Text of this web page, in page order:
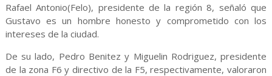
Rafael Antonio(Felo), presidente de la región 8, señaló que
Gustavo es un hombre honesto y comprometido con los
intereses de la ciudad.
De su lado, Pedro Benitez y Miguelin Rodriguez, presidente
de la zona F6 y directivo de la F5, respectivamente, valoraron